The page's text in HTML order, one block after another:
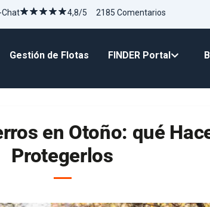
4,8/5 2185 Comentarios
Gestión de Flotas FINDER Portal
en Otoño: qué
Protegerlos